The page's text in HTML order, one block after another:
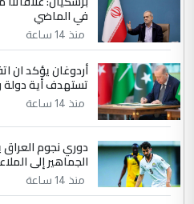
الموضوع :
الجواهري يرد
مضجعيك يابن الزنا (نص كامل)
في الماضي
منذ 14 ساعة
أردوغان يؤكد ان
تستهدف أية دولة
منذ 14 ساعة
دوري نجوم
الجماهير إلى
منذ 14 ساعة